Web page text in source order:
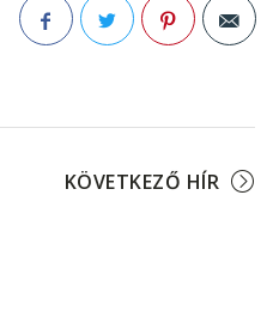
KÖVETKEZŐ HÍR